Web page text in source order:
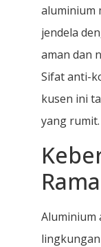
aluminium
jendela
aman dan
Sifat anti-
kusen ini
yang rumit.
Aluminium